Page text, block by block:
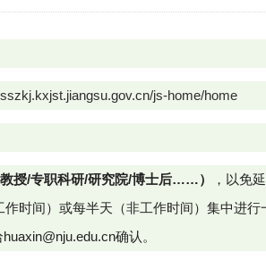
js-home/home
授/专职科研/研究院/博士后……） ，以免
时间）或每半天（非工作时间）集中进
确认。